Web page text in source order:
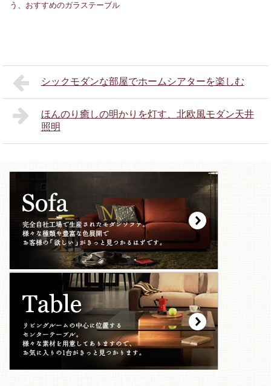
う、おすすめのガラステーブル
シックモダンな部屋でホームシアターを楽しむ
ほんのり癒しの明かりを灯す、北欧風モダン天井
照明